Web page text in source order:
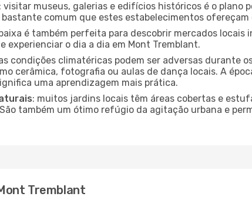
: visitar museus, galerias e edifícios históricos é o plano
comum que estes estabelecimentos
é também perfeita para descobrir mercados locais
experienciar o dia a dia em Mont Tremblant.
condições climatéricas podem ser adversas durante
cerâmica, fotografia ou aulas de dança locais. A
uma aprendizagem mais prática.
: muitos jardins locais têm áreas cobertas e
também um ótimo refúgio da agitação urbana e
Tremblant